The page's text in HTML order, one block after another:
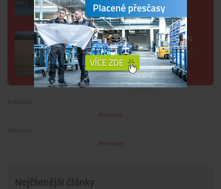
Lidé opět spatřili černou kočkovitou
šelmu, tentokrát na Českobudějovicku
Premium
Premium
Nejčtenější články